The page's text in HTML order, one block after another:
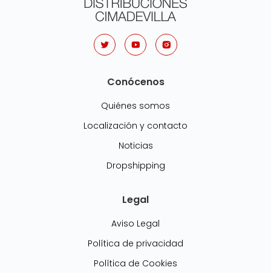
Conócenos
Quiénes somos
Localización y contacto
Noticias
Dropshipping
Legal
Aviso Legal
Política de privacidad
Política de Cookies